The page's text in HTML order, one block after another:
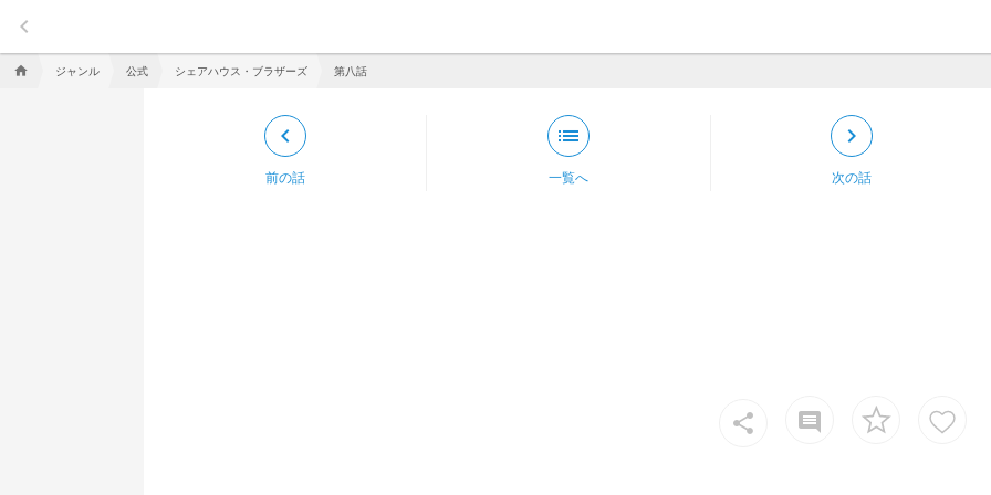
keyboard_arrow_left
home ジャンル 公式 シェアハウス・ブラザーズ 第八話
keyboard_arrow_left
前の話
list
一覧へ
keyboard_arrow_right
次の話
share insert_comment